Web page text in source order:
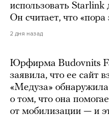
использовать Starlink
Он считает, что
2 дня назад
Юрфирма Budovnits
заявила, что ее сайт
«Медуза»
о том, что она
от мобилизации — и